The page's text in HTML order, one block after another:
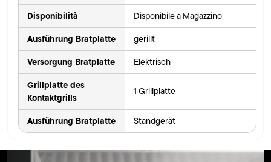
Disponibilità Disponibile a Magazzino
Ausführung Bratplatte gerillt
Versorgung Bratplatte Elektrisch
Grillplatte des
Kontaktgrills
1 Grillplatte
Ausführung Bratplatte Standgerät